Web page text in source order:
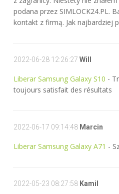
podana przez SIMLOCK24.PL.
kontakt z firmą. Jak najbardziej
2022-06-28 12:26:27 Will
Liberar Samsung Galaxy S10 -
toujours satisfait des résultats
2022-06-17 09:14:48 Marcin
Liberar Samsung Galaxy A71 -
2022-05-23 08:27:58 Kamil